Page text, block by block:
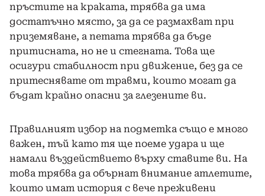
пръстите на краката, трябва да има
достатъчно място, за да се размахват при
приземяване, а петата трябва да бъде
притисната, но не и стегната. Това ще
осигури стабилност при движение, без да се
притеснявате от травми, които могат да
бъдат крайно опасни за глезените ви.
Правилният избор на подметка също е много
важен, тъй като тя ще поеме удара и ще
намали въздействието върху ставите ви. На
това трябва да обърнат внимание атлетите,
които имат история с вече преживени